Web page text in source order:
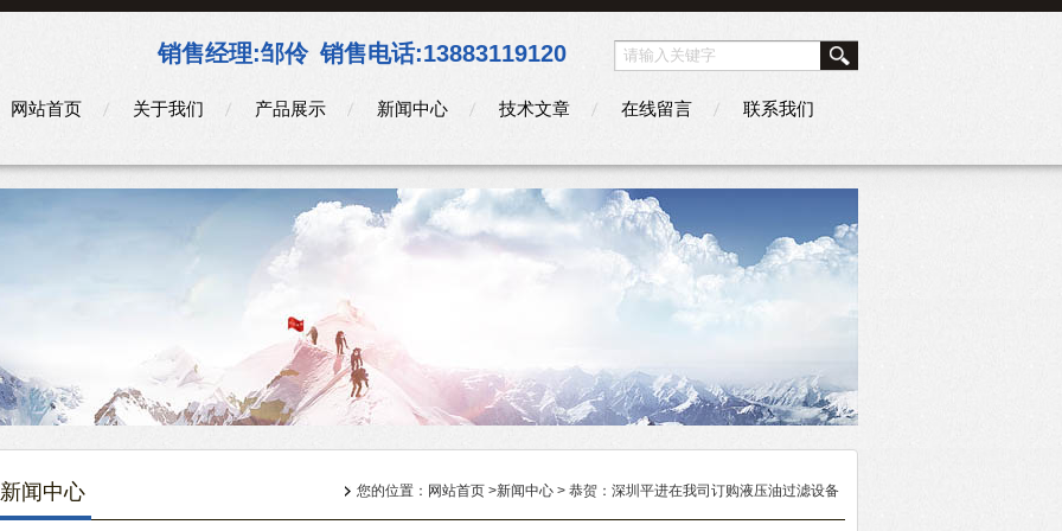
销售经理:邹伶 销售电话:13883119120
网站首页 关于我们 产品展示 新闻中心 技术文章 在线留言 联系我们
新闻中心 您的位置： 网站首页 >新闻中心 > 恭贺：深圳平进在我司订购液压油过滤设备